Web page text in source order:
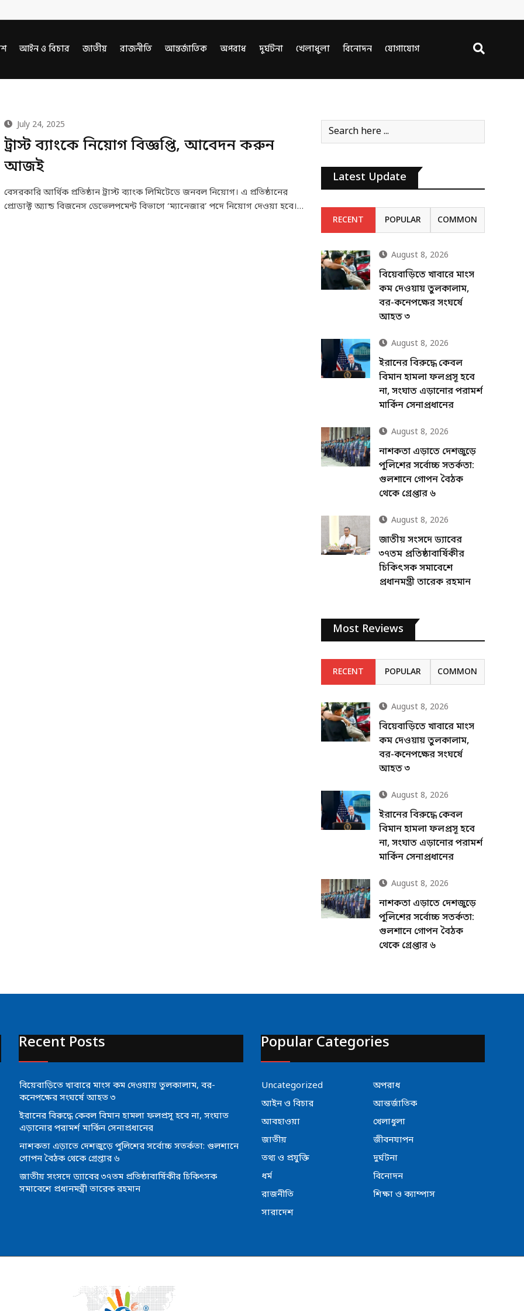
আইন ও বিচার জাতীয় রাজনীতি আন্তর্জাতিক অপরাধ দুর্ঘটনা খেলাধুলা বিনোদন যোগাযোগ
July 24, 2025
ট্রাস্ট ব্যাংকে নিয়োগ বিজ্ঞপ্তি, আবেদন করুন
আজই
বেসরকারি আর্থিক প্রতিষ্ঠান ট্রাস্ট ব্যাংক লিমিটেডে জনবল নিয়োগ। এ প্রতিষ্ঠানের
প্রোডাক্ট অ্যান্ড বিজনেস ডেভেলপমেন্ট বিভাগে ‘ম্যানেজার’ পদে নিয়োগ দেওয়া হবে।…
Latest Update
RECENT POPULAR COMMON
August 8, 2026
বিয়েবাড়িতে খাবারে মাংস
কম দেওয়ায় তুলকালাম,
বর-কনেপক্ষের সংঘর্ষে
আহত ৩
August 8, 2026
ইরানের বিরুদ্ধে কেবল
বিমান হামলা ফলপ্রসূ হবে
না, সংঘাত এড়ানোর পরামর্শ
মার্কিন সেনাপ্রধানের
August 8, 2026
নাশকতা এড়াতে দেশজুড়ে
পুলিশের সর্বোচ্চ সতর্কতা:
গুলশানে গোপন বৈঠক
থেকে গ্রেপ্তার ৬
August 8, 2026
জাতীয় সংসদে ড্যাবের
৩৭তম প্রতিষ্ঠাবার্ষিকীর
চিকিৎসক সমাবেশে
প্রধানমন্ত্রী তারেক রহমান
Most Reviews
RECENT POPULAR COMMON
August 8, 2026
বিয়েবাড়িতে খাবারে মাংস
কম দেওয়ায় তুলকালাম,
বর-কনেপক্ষের সংঘর্ষে
আহত ৩
August 8, 2026
ইরানের বিরুদ্ধে কেবল
বিমান হামলা ফলপ্রসূ হবে
না, সংঘাত এড়ানোর পরামর্শ
মার্কিন সেনাপ্রধানের
August 8, 2026
নাশকতা এড়াতে দেশজুড়ে
পুলিশের সর্বোচ্চ সতর্কতা:
গুলশানে গোপন বৈঠক
থেকে গ্রেপ্তার ৬
Recent Posts
বিয়েবাড়িতে খাবারে মাংস কম দেওয়ায় তুলকালাম, বর-
কনেপক্ষের সংঘর্ষে আহত ৩
ইরানের বিরুদ্ধে কেবল বিমান হামলা ফলপ্রসূ হবে না, সংঘাত
এড়ানোর পরামর্শ মার্কিন সেনাপ্রধানের
নাশকতা এড়াতে দেশজুড়ে পুলিশের সর্বোচ্চ সতর্কতা: গুলশানে
গোপন বৈঠক থেকে গ্রেপ্তার ৬
জাতীয় সংসদে ড্যাবের ৩৭তম প্রতিষ্ঠাবার্ষিকীর চিকিৎসক
সমাবেশে প্রধানমন্ত্রী তারেক রহমান
Popular Categories
Uncategorized
অপরাধ
আইন ও বিচার
আন্তর্জাতিক
আবহাওয়া
খেলাধুলা
জাতীয়
জীবনযাপন
তথ্য ও প্রযুক্তি
দুর্ঘটনা
ধর্ম
বিনোদন
রাজনীতি
শিক্ষা ও ক্যাম্পাস
সারাদেশ